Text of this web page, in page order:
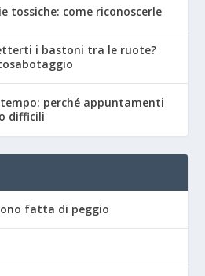
tossiche: come riconoscerle
i bastoni tra le ruote?
tempo: perché appuntamenti
difficili
fatta di peggio